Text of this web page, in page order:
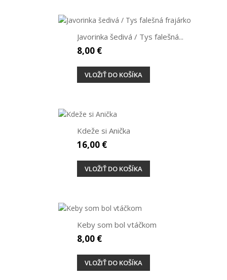
Javorinka šedivá / Tys falešná...
8,00 €
VLOŽIŤ DO KOŠÍKA
Kdeže si Anička
16,00 €
VLOŽIŤ DO KOŠÍKA
Keby som bol vtáčkom
8,00 €
VLOŽIŤ DO KOŠÍKA